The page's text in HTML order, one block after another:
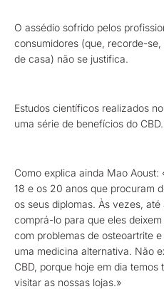
O assédio sofrido pelos
consumidores (que, recorde-
de casa) não se justifica.
Estudos científicos realizados
uma série de benefícios do CBD.
Como explica ainda Mao Aoust:
18 e os 20 anos que procuram
os seus diplomas. Às vezes,
comprá-lo para que eles
com problemas de osteoartrite
uma medicina alternativa. Não
CBD, porque hoje em dia temos
visitar as nossas lojas.»